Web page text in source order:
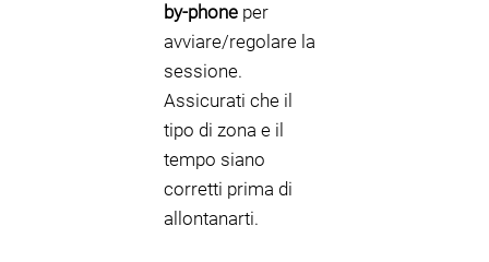
by-phone per
avviare/regolare la
sessione.
Assicurati che il
tipo di zona e il
tempo siano
corretti prima di
allontanarti.